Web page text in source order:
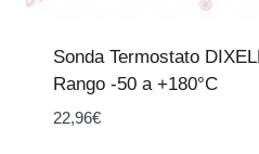
.
Sonda Termostato
Rango -50 a +180°C
22,96€